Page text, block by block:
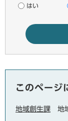
はい
このページ
地域創生課 地